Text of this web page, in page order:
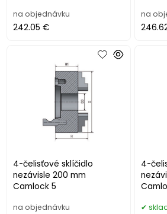
na objednávku
242.05 €
na
4-čelisťové sklíčidlo
nezávisle 200 mm
Camlock 5
na objednávku
4-